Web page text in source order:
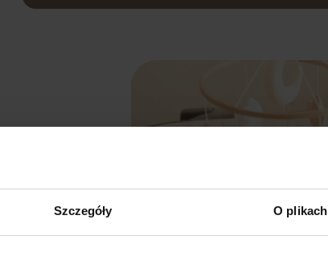
Szczegóły O